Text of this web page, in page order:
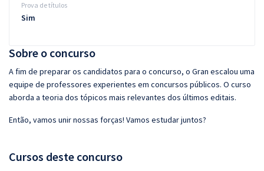
Sobre o concurso
A fim de preparar os candidatos para o concurso, o Gran escalou uma
equipe de professores experientes em concursos públicos. O curso
aborda a teoria dos tópicos mais relevantes dos últimos editais.
Então, vamos unir nossas forças! Vamos estudar juntos?
Cursos deste concurso
Prova de títulos
Sim